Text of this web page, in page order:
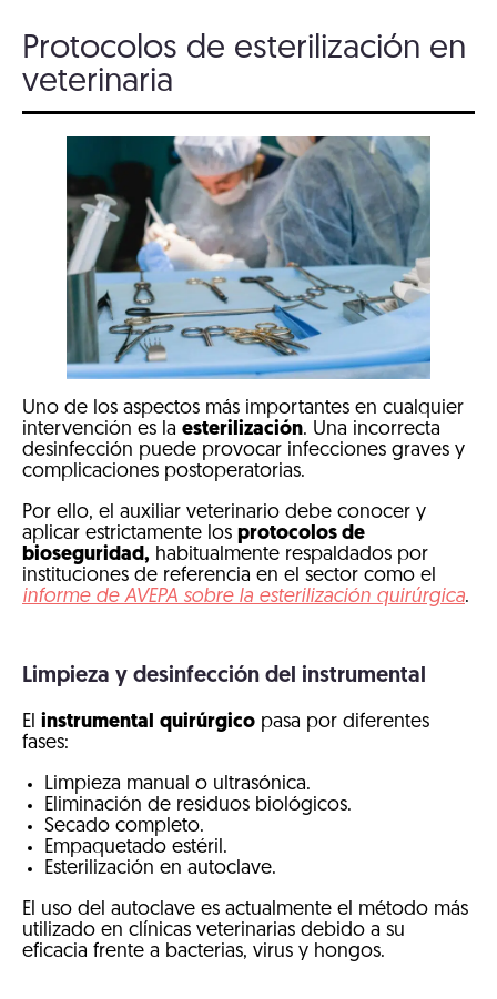
Protocolos de esterilización en
veterinaria
Uno de los aspectos más importantes en cualquier
intervención es la esterilización. Una incorrecta
desinfección puede provocar infecciones graves y
complicaciones postoperatorias.
Por ello, el auxiliar veterinario debe conocer y
aplicar estrictamente los protocolos de
bioseguridad, habitualmente respaldados por
instituciones de referencia en el sector como el
informe de AVEPA sobre la esterilización quirúrgica.
Limpieza y desinfección del instrumental
El instrumental quirúrgico pasa por diferentes
fases:
Limpieza manual o ultrasónica.
Eliminación de residuos biológicos.
Secado completo.
Empaquetado estéril.
Esterilización en autoclave.
El uso del autoclave es actualmente el método más
utilizado en clínicas veterinarias debido a su
eficacia frente a bacterias, virus y hongos.